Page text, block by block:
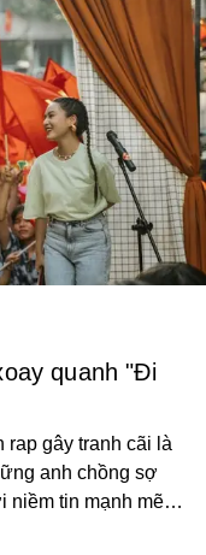
quanh "Đi
rap gây tranh cãi là
anh chồng sợ
tin mạnh mẽ là